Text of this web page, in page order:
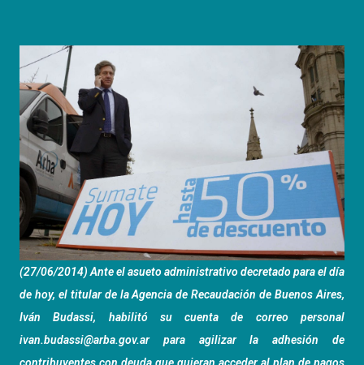
(27/06/2014) Ante el asueto administrativo decretado para el día
de hoy, el titular de la Agencia de Recaudación de Buenos Aires,
Iván Budassi, habilitó su cuenta de correo personal
ivan.budassi@arba.gov.ar para agilizar la adhesión de
contribuyentes con deuda que quieran acceder al plan de pagos